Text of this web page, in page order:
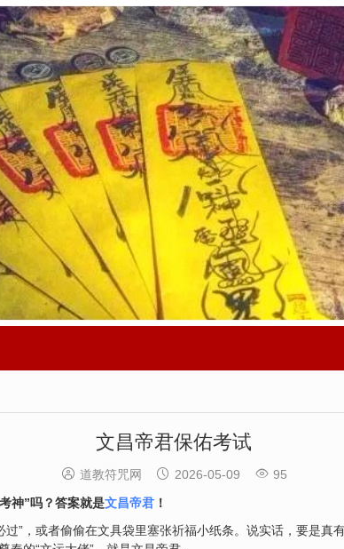
文昌帝君保佑考试
 道教符咒网  2026-05-09  95
神”吗？答案就是文昌帝君 ！
”，或者偷偷在文具袋里塞张祈福小纸条。说实话，要是真